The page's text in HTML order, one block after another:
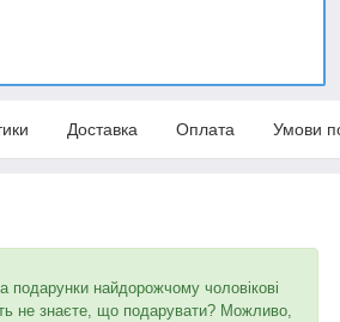
Доставка Оплата Умови
подарунки найдорожчому чоловікові
не знаєте, що подарувати? Можливо,